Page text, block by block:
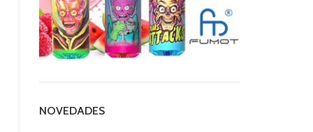
NOVEDADES